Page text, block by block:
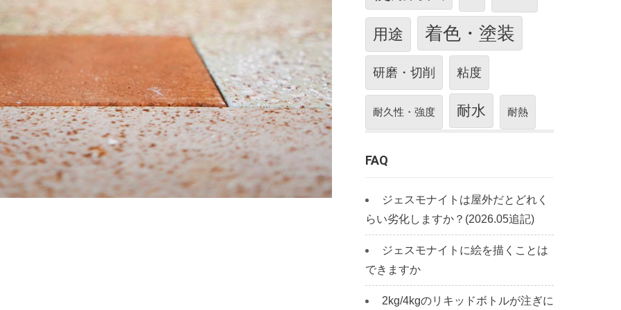
用途 着色・塗装
研磨・切削 粘度
耐久性・強度 耐水 耐熱
FAQ
ジェスモナイトは屋外だとどれく
らい劣化しますか？(2026.05追記)
ジェスモナイトに絵を描くことは
できますか
2kg/4kgのリキッドボトルが注ぎに